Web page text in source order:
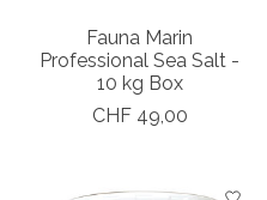
Fauna Marin
Professional Sea Salt -
10 kg Box
CHF 49,00